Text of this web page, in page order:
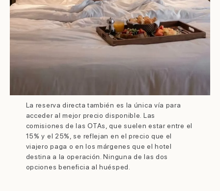
La reserva directa también es la única vía para
acceder al mejor precio disponible. Las
comisiones de las OTAs, que suelen estar entre el
15% y el 25%, se reflejan en el precio que el
viajero paga o en los márgenes que el hotel
destina a la operación. Ninguna de las dos
opciones beneficia al huésped.